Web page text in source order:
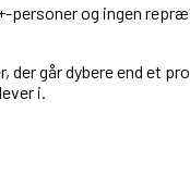
personer og ingen
går dybere end et
i.